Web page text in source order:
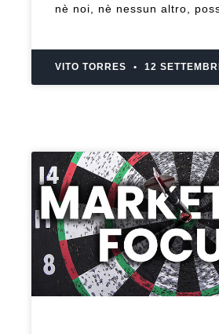
nè noi, nè nessun altro,
VITO TORRES 12